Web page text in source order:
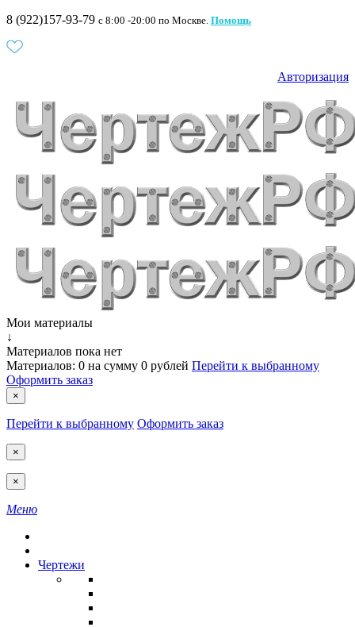
8 (922)157-93-79 c 8:00 -20:00 по Москве. Помощь
Авторизация
Мои материалы
↓
Материалов пока нет
Материалов: 0 на сумму 0 рублей Перейти к выбранному
Оформить заказ
×
Перейти к выбранному Оформить заказ
×
×
Меню
Чертежи